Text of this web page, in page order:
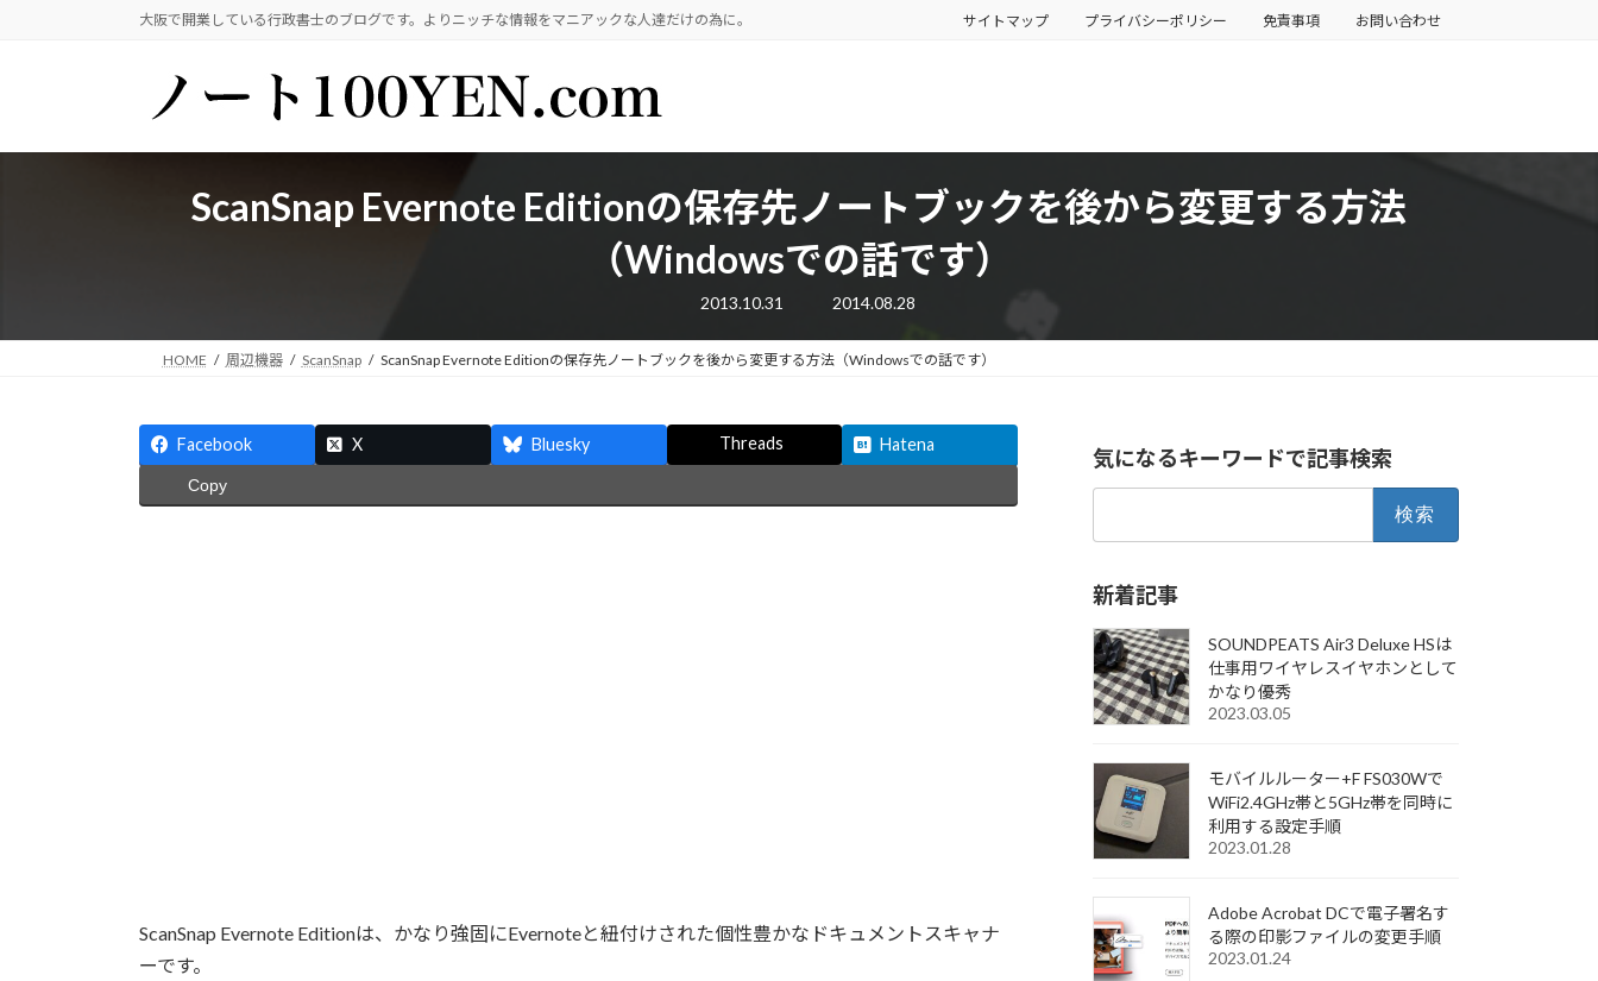
へ
ョ
大阪で開業している行政書士のブログです。よりニッチな情報をマニアックな人達だけの為に。 サイトマップ プライバシーポリシー 免責事項 お問い合わせ
ScanSnap Evernote Editionの保存先ノートブックを後から変更する方法
（Windowsでの話です）
2013.10.31
最
新
日
2014.08.28
HOME 周辺機器 ScanSnap ScanSnap Evernote Editionの保存先ノートブックを後から変更する方法（Windowsでの話です）
Facebook X Bluesky Threads Hatena
Copy
ScanSnap Evernote Editionは、かなり強固にEvernoteと紐付けされた個性豊かなドキュメントスキャナ
ーです。
気になるキーワードで記事検索
新着記事
SOUNDPEATS Air3 Deluxe HSは
仕事用ワイヤレスイヤホンとして
かなり優秀
2023.03.05
モバイルルーター+F FS030Wで
WiFi2.4GHz帯と5GHz帯を同時に
利用する設定手順
2023.01.28
Adobe Acrobat DCで電子署名す
る際の印影ファイルの変更手順
2023.01.24